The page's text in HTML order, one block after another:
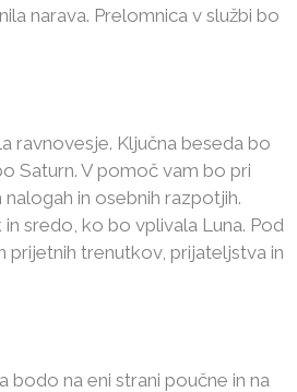
narava. Prelomnica v službi bo
ravnovesje. Ključna beseda bo
Saturn. V pomoč vam bo pri
in osebnih razpotjih.
sredo, ko bo vplivala Luna. Pod
prijetnih trenutkov, prijateljstva in
bodo na eni strani poučne in na